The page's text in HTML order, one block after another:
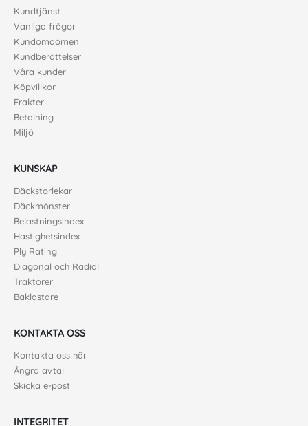
Kundtjänst
Vanliga frågor
Kundomdömen
Kundberättelser
Våra kunder
Köpvillkor
Frakter
Betalning
Miljö
KUNSKAP
Däckstorlekar
Däckmönster
Belastningsindex
Hastighetsindex
Ply Rating
Diagonal och Radial
Traktorer
Baklastare
KONTAKTA OSS
Kontakta oss här
Ångra avtal
Skicka e-post
INTEGRITET